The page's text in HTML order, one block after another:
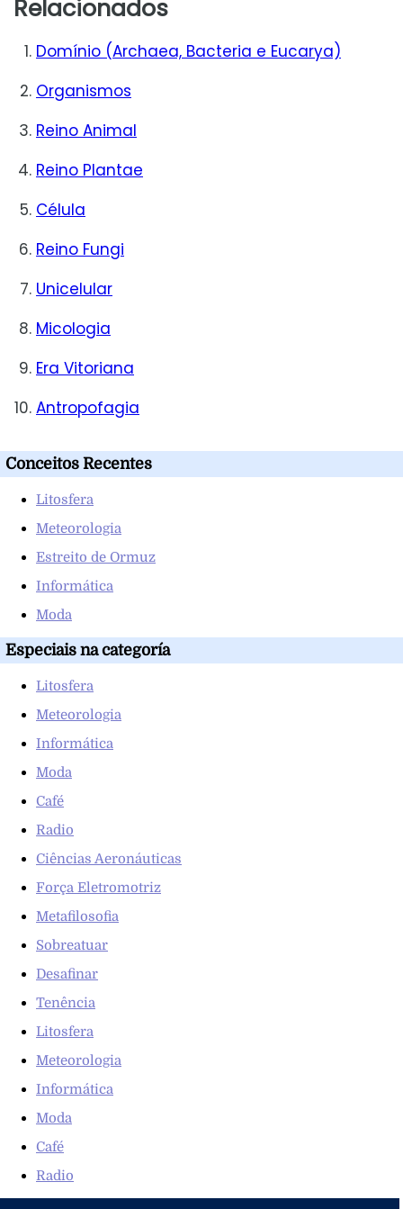
Relacionados
Domínio (Archaea, Bacteria e Eucarya)
Organismos
Reino Animal
Reino Plantae
Célula
Reino Fungi
Unicelular
Micologia
Era Vitoriana
Antropofagia
Conceitos Recentes
Litosfera
Meteorologia
Estreito de Ormuz
Informática
Moda
Especiais na categoría
Litosfera
Meteorologia
Informática
Moda
Café
Radio
Ciências Aeronáuticas
Força Eletromotriz
Metafilosofia
Sobreatuar
Desafinar
Tenência
Litosfera
Meteorologia
Informática
Moda
Café
Radio